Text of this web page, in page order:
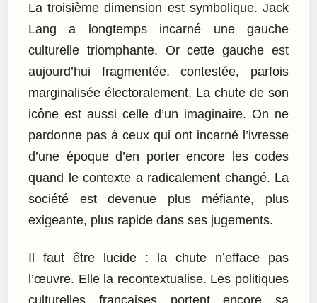
La troisième dimension est symbolique. Jack
Lang a longtemps incarné une gauche
culturelle triomphante. Or cette gauche est
aujourd’hui fragmentée, contestée, parfois
marginalisée électoralement. La chute de son
icône est aussi celle d’un imaginaire. On ne
pardonne pas à ceux qui ont incarné l’ivresse
d’une époque d’en porter encore les codes
quand le contexte a radicalement changé. La
société est devenue plus méfiante, plus
exigeante, plus rapide dans ses jugements.
Il faut être lucide : la chute n’efface pas
l’œuvre. Elle la recontextualise. Les politiques
culturelles françaises portent encore sa